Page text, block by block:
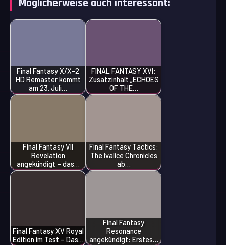
Möglicherweise auch interessant:
Final Fantasy X/X-2
HD Remaster kommt
am 23. Juli…
FINAL FANTASY XVI:
Zusatzinhalt „ECHOES
OF THE…
Final Fantasy VII
Revelation
angekündigt – das…
Final Fantasy Tactics:
The Ivalice Chronicles
ab…
Final Fantasy XV Royal
Edition im Test – Das…
Final Fantasy
Resonance
angekündigt: Erstes…